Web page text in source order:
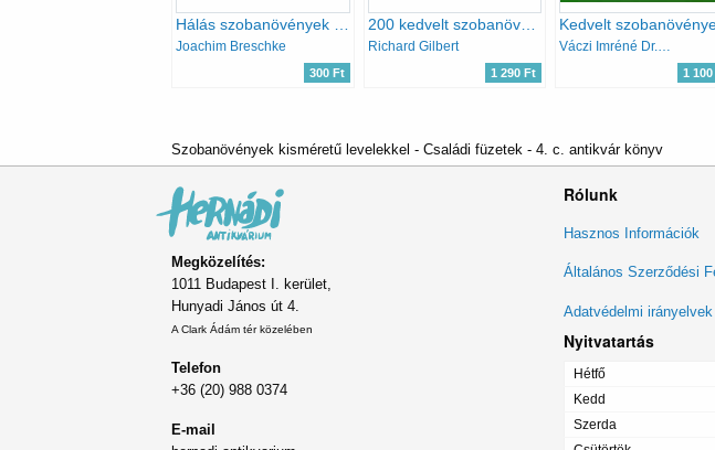
Joachim Breschke
300 Ft
200 kedvelt szobanövény termesztése és ápolása
Richard Gilbert
1 290 Ft
Kedvelt
Váczi Imréné Dr.; Dede Géza
1
Szobanövények kisméretű levelekkel - Családi füzetek - 4. c. antikvár könyv
Megközelítés:
1011 Budapest I. kerület,
Hunyadi János út 4.
A Clark Ádám tér közelében
Telefon
+36 (20) 988 0374
E-mail
Rólunk
Lábléc
menü
Hasznos Információk
Általános Szerződési
Adatvédelmi irányelvek
Nyitvatartás
Hétfő
Kedd
Szerda